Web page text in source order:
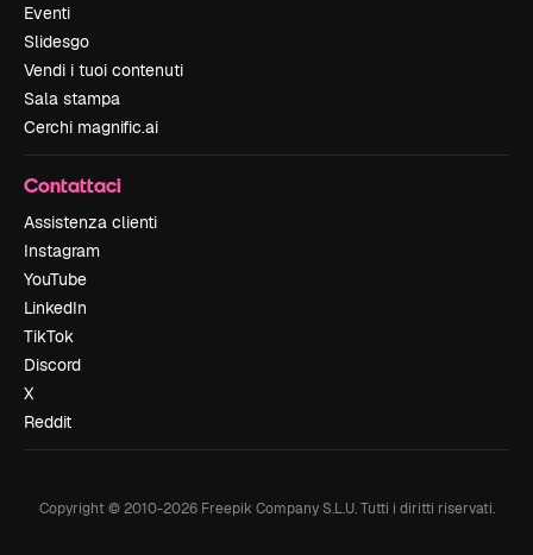
Eventi
Slidesgo
Vendi i tuoi contenuti
Sala stampa
Cerchi magnific.ai
Contattaci
Assistenza clienti
Instagram
YouTube
LinkedIn
TikTok
Discord
X
Reddit
Copyright © 2010-2026Freepik Company S.L.U. Tutti i diritti riservati.